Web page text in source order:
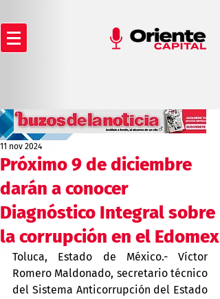
Próximo 9 de diciembre
darán a conocer
Diagnóstico Integral sobre
la corrupción en el Edomex
11 nov 2024
Toluca, Estado de México.- Víctor
Romero Maldonado, secretario técnico
del Sistema Anticorrupción del Estado